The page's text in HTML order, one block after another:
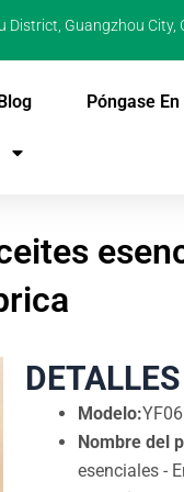
District, Guangzhou City,
Póngase
Modelo:
Nombre del
esenciales -